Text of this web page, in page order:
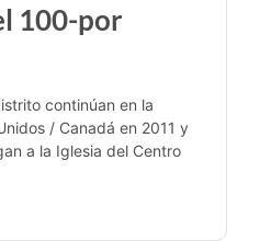
100-por
continúan en la
/ Canadá en 2011 y
a la Iglesia del Centro